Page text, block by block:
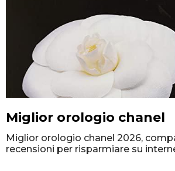
Miglior orologio chanel
Miglior orologio chanel 2026,
recensioni per risparmiare su